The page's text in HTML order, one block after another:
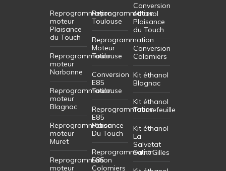
Reprogrammation
moteur
Plaisance
du Touch
Reprogrammation
moteur
Narbonne
Reprogrammation
moteur
Blagnac
Reprogrammation
moteur
Muret
Reprogrammation
moteur
Reprogrammation
Toulouse
Reprogrammation
Moteur
Toulouse
Conversion
E85
Toulouse
Reprogrammation
E85
Plaisance
Du Touch
Reprogrammation
E85
Colomiers
Conversion
éthanol
Plaisance
du Touch
Conversion
Colomiers
Kit éthanol
Blagnac
Kit éthanol
Tournefeuille
Kit éthanol
La
Salvetat
Saint Gilles